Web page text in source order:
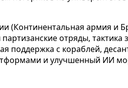
(Континентальная армия и
отряды, тактика
поддержка с кораблей,
и улучшенный ИИ